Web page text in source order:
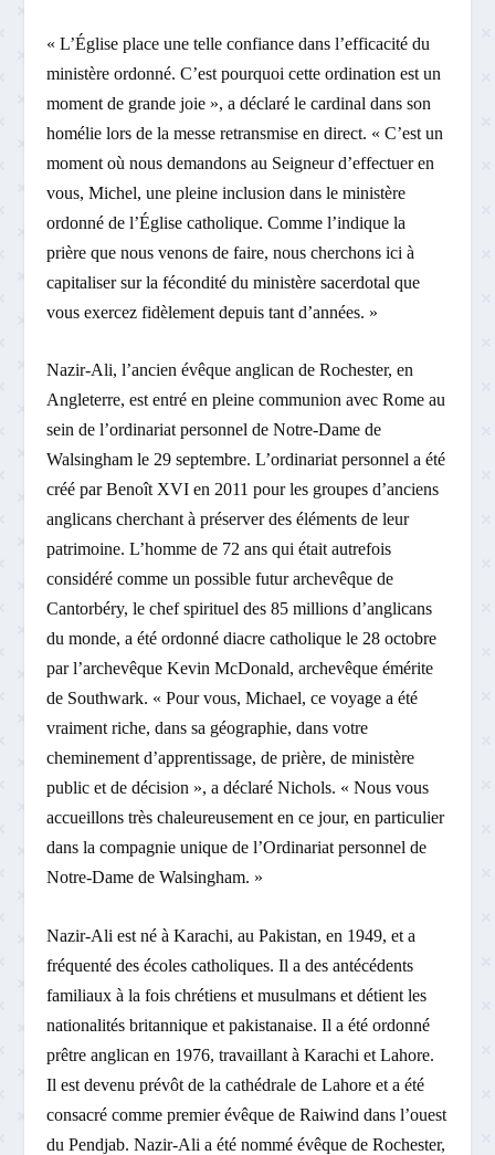
« L’Église place une telle confiance dans l’efficacité du
ministère ordonné. C’est pourquoi cette ordination est un
moment de grande joie », a déclaré le cardinal dans son
homélie lors de la messe retransmise en direct. « C’est un
moment où nous demandons au Seigneur d’effectuer en
vous, Michel, une pleine inclusion dans le ministère
ordonné de l’Église catholique. Comme l’indique la
prière que nous venons de faire, nous cherchons ici à
capitaliser sur la fécondité du ministère sacerdotal que
vous exercez fidèlement depuis tant d’années. »
Nazir-Ali, l’ancien évêque anglican de Rochester, en
Angleterre, est entré en pleine communion avec Rome au
sein de l’ordinariat personnel de Notre-Dame de
Walsingham le 29 septembre. L’ordinariat personnel a été
créé par Benoît XVI en 2011 pour les groupes d’anciens
anglicans cherchant à préserver des éléments de leur
patrimoine. L’homme de 72 ans qui était autrefois
considéré comme un possible futur archevêque de
Cantorbéry, le chef spirituel des 85 millions d’anglicans
du monde, a été ordonné diacre catholique le 28 octobre
par l’archevêque Kevin McDonald, archevêque émérite
de Southwark. « Pour vous, Michael, ce voyage a été
vraiment riche, dans sa géographie, dans votre
cheminement d’apprentissage, de prière, de ministère
public et de décision », a déclaré Nichols. « Nous vous
accueillons très chaleureusement en ce jour, en particulier
dans la compagnie unique de l’Ordinariat personnel de
Notre-Dame de Walsingham. »
Nazir-Ali est né à Karachi, au Pakistan, en 1949, et a
fréquenté des écoles catholiques. Il a des antécédents
familiaux à la fois chrétiens et musulmans et détient les
nationalités britannique et pakistanaise. Il a été ordonné
prêtre anglican en 1976, travaillant à Karachi et Lahore.
Il est devenu prévôt de la cathédrale de Lahore et a été
consacré comme premier évêque de Raiwind dans l’ouest
du Pendjab. Nazir-Ali a été nommé évêque de Rochester,